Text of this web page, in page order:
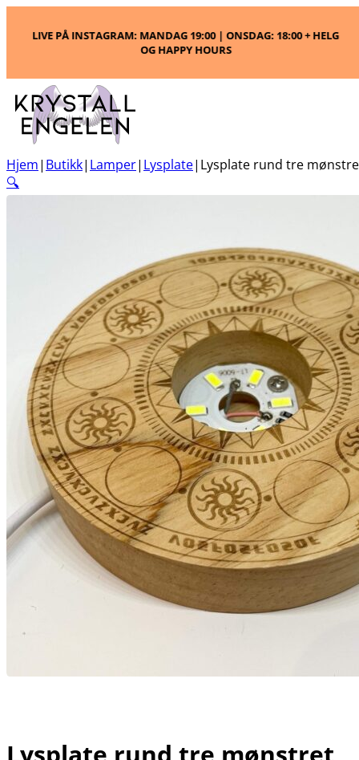
+ HELG GRATIS FRAKT PÅ ORDRE OVER 1100,-
Hjem| Butikk| Lamper| Lysplate| Lysplate rund tre
🔍